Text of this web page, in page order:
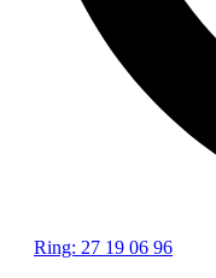
Ring: 27 19 06 96